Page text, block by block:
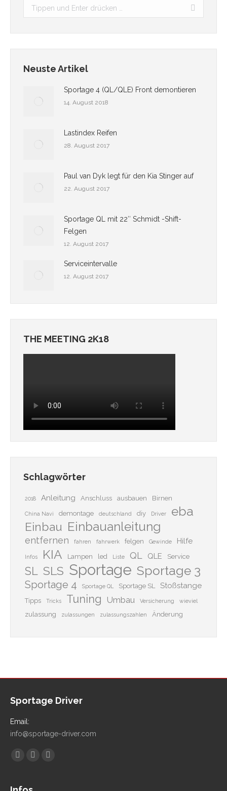
Search:
Neuste Artikel
Sportage 4 (QL/QLE) Front demontieren
14. August 2018
Lastindex Reifen
28. August 2017
Paul van Dyk legt für den Kia Stinger auf
22. August 2017
Sportage QL mit 22″ Schmidt -Shift-
Felgen
12. August 2017
Serviceintervalle
12. August 2017
THE MEETING 2K18
Schlagwörter
2018 Anleitung Anschluss ausbauen Birnen
China Navi demontage deutschland diy Driver eba
Einbau Einbauanleitung
entfernen fahren fahrwerk felgen Gewinde Hilfe
Infos KIA Lampen led Liste QL QLE Service
SL SLS Sportage Sportage 3
Sportage 4 Sportage QL Sportage SL Stoßstange
Tipps Tricks Tuning Umbau Versicherung wieviel
zulassung zulassungen zulassungszahlen Änderung
Sportage Driver
Email:
info@sportage-driver.com
Finden Sie uns auf: